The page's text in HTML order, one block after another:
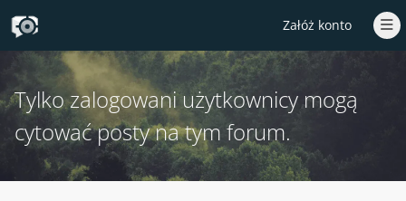
Załóż konto
Tylko zalogowani użytkownicy mogą
cytować posty na tym forum.